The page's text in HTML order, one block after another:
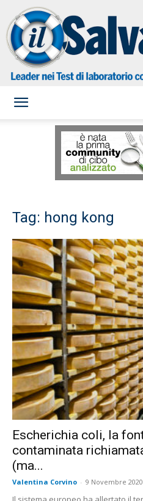
Tag: hong kong
Escherichia coli, la
contaminata
(ma...
Valentina Corvino - 9 Novembre 2020